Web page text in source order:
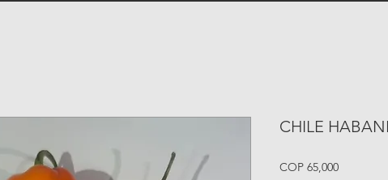
CHILE
COP 65,000Price